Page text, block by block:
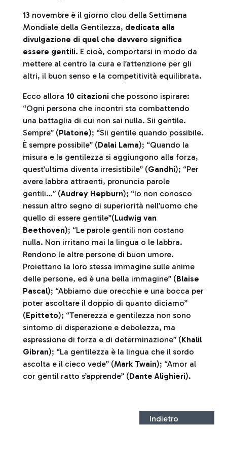
13 novembre è il giorno clou della Settimana
Mondiale della Gentilezza, dedicata alla
divulgazione di quel che davvero significa
essere gentili. E cioè, comportarsi in modo da
mettere al centro la cura e l’attenzione per gli
altri, il buon senso e la competitività equilibrata.
Ecco allora 10 citazioni che possono ispirare:
“Ogni persona che incontri sta combattendo
una battaglia di cui non sai nulla. Sii gentile.
Sempre” (Platone); “Sii gentile quando possibile.
È sempre possibile” (Dalai Lama); “Quando la
misura e la gentilezza si aggiungono alla forza,
quest’ultima diventa irresistibile” (Gandhi); “Per
avere labbra attraenti, pronuncia parole
gentili…” (Audrey Hepburn); “Io non conosco
nessun altro segno di superiorità nell’uomo che
quello di essere gentile”(Ludwig van
Beethoven); “Le parole gentili non costano
nulla. Non irritano mai la lingua o le labbra.
Rendono le altre persone di buon umore.
Proiettano la loro stessa immagine sulle anime
delle persone, ed è una bella immagine” (Blaise
Pascal); “Abbiamo due orecchie e una bocca per
poter ascoltare il doppio di quanto diciamo”
(Epitteto); “Tenerezza e gentilezza non sono
sintomo di disperazione e debolezza, ma
espressione di forza e di determinazione” (Khalil
Gibran); “La gentilezza è la lingua che il sordo
ascolta e il cieco vede” (Mark Twain); “Amor al
cor gentil ratto s’apprende” (Dante Alighieri).
Indietro